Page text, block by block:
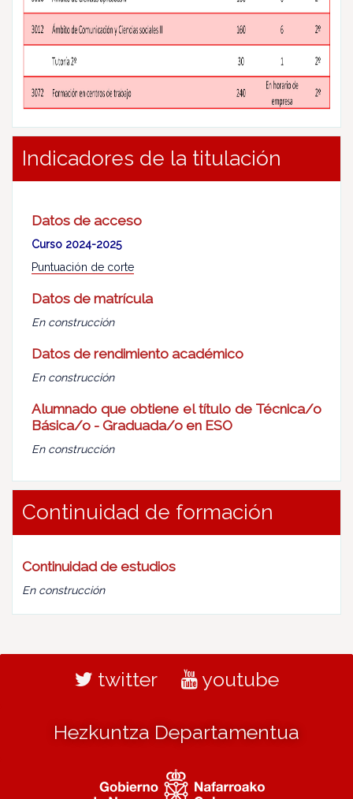
Indicadores de la titulación
Datos de acceso
Curso 2024-2025
Puntuación de corte
Datos de matrícula
En construcción
Datos de rendimiento académico
En construcción
Alumnado que obtiene el título de Técnica/o
Básica/o - Graduada/o en ESO
En construcción
Continuidad de formación
Continuidad de estudios
En construcción
twitter youtube
Hezkuntza Departamentua